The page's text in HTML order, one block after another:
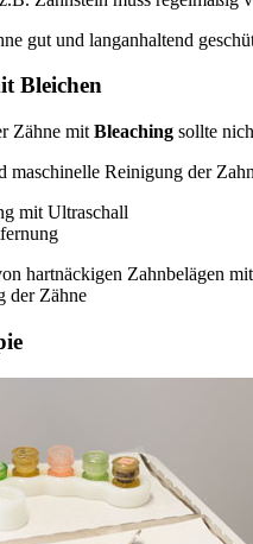
gut und langanhaltend
Bleichen
Zähne mit Bleaching sollte
maschinelle Reinigung der
mit Ultraschall
hartnäckigen Zahnbelägen
der Zähne